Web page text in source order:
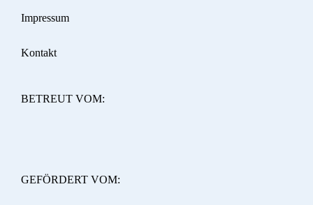
Impressum
Kontakt
BETREUT VOM:
GEFÖRDERT VOM: